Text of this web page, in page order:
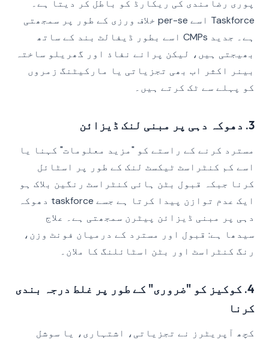
پوری رضامندی کی ریکارڈ کو باطل کر دیتا ہے۔
Taskforce اسے per-se خلاف ورزی کے طور پر سمجھتی
ہے۔ جدید CMPs اسے بطور ڈیفالٹ بند کے ساتھ
بھیجتی ہیں، لیکن پرانے نفاذ اور گھریلو ساختہ
بینر اکثر اب بھی تجزیاتی یا مارکیٹنگ زمروں
کو پہلے سے ٹک کرتے ہیں۔
3. دھوکہ دہی پر مبنی لنک ڈیزائن
مسترد کرنے کے راستے کو "مزید معلومات" کہنا یا
اسے کم کنٹراسٹ ٹیکسٹ لنک کے طور پر اسٹائل
کرنا جبکہ قبول بٹن ہائی کنٹراسٹ رنگین بلاک ہو
ایک عدم توازن پیدا کرتا ہے جسے taskforce دھوکہ
دہی پر مبنی ڈیزائن پیٹرن سمجھتی ہے۔ علاج
سیدھا ہے: قبول اور مسترد کے درمیان فونٹ وزن،
رنگ کنٹراسٹ اور بٹن اسٹائلنگ کا ملان۔
4. کوکیز کو "ضروری" کے طور پر غلط درجہ بندی
کرنا
کچھ آپریٹرز نے تجزیاتی، اشتہاری، یا سوشل